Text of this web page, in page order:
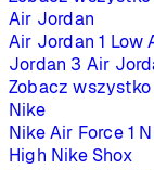
Air Jordan
Air Jordan 1 Low
Jordan 3 Air
Zobacz wszystko
Nike
Nike Air Force 1
High Nike Shox